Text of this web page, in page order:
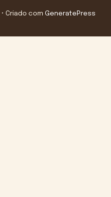
• Criado com GeneratePress